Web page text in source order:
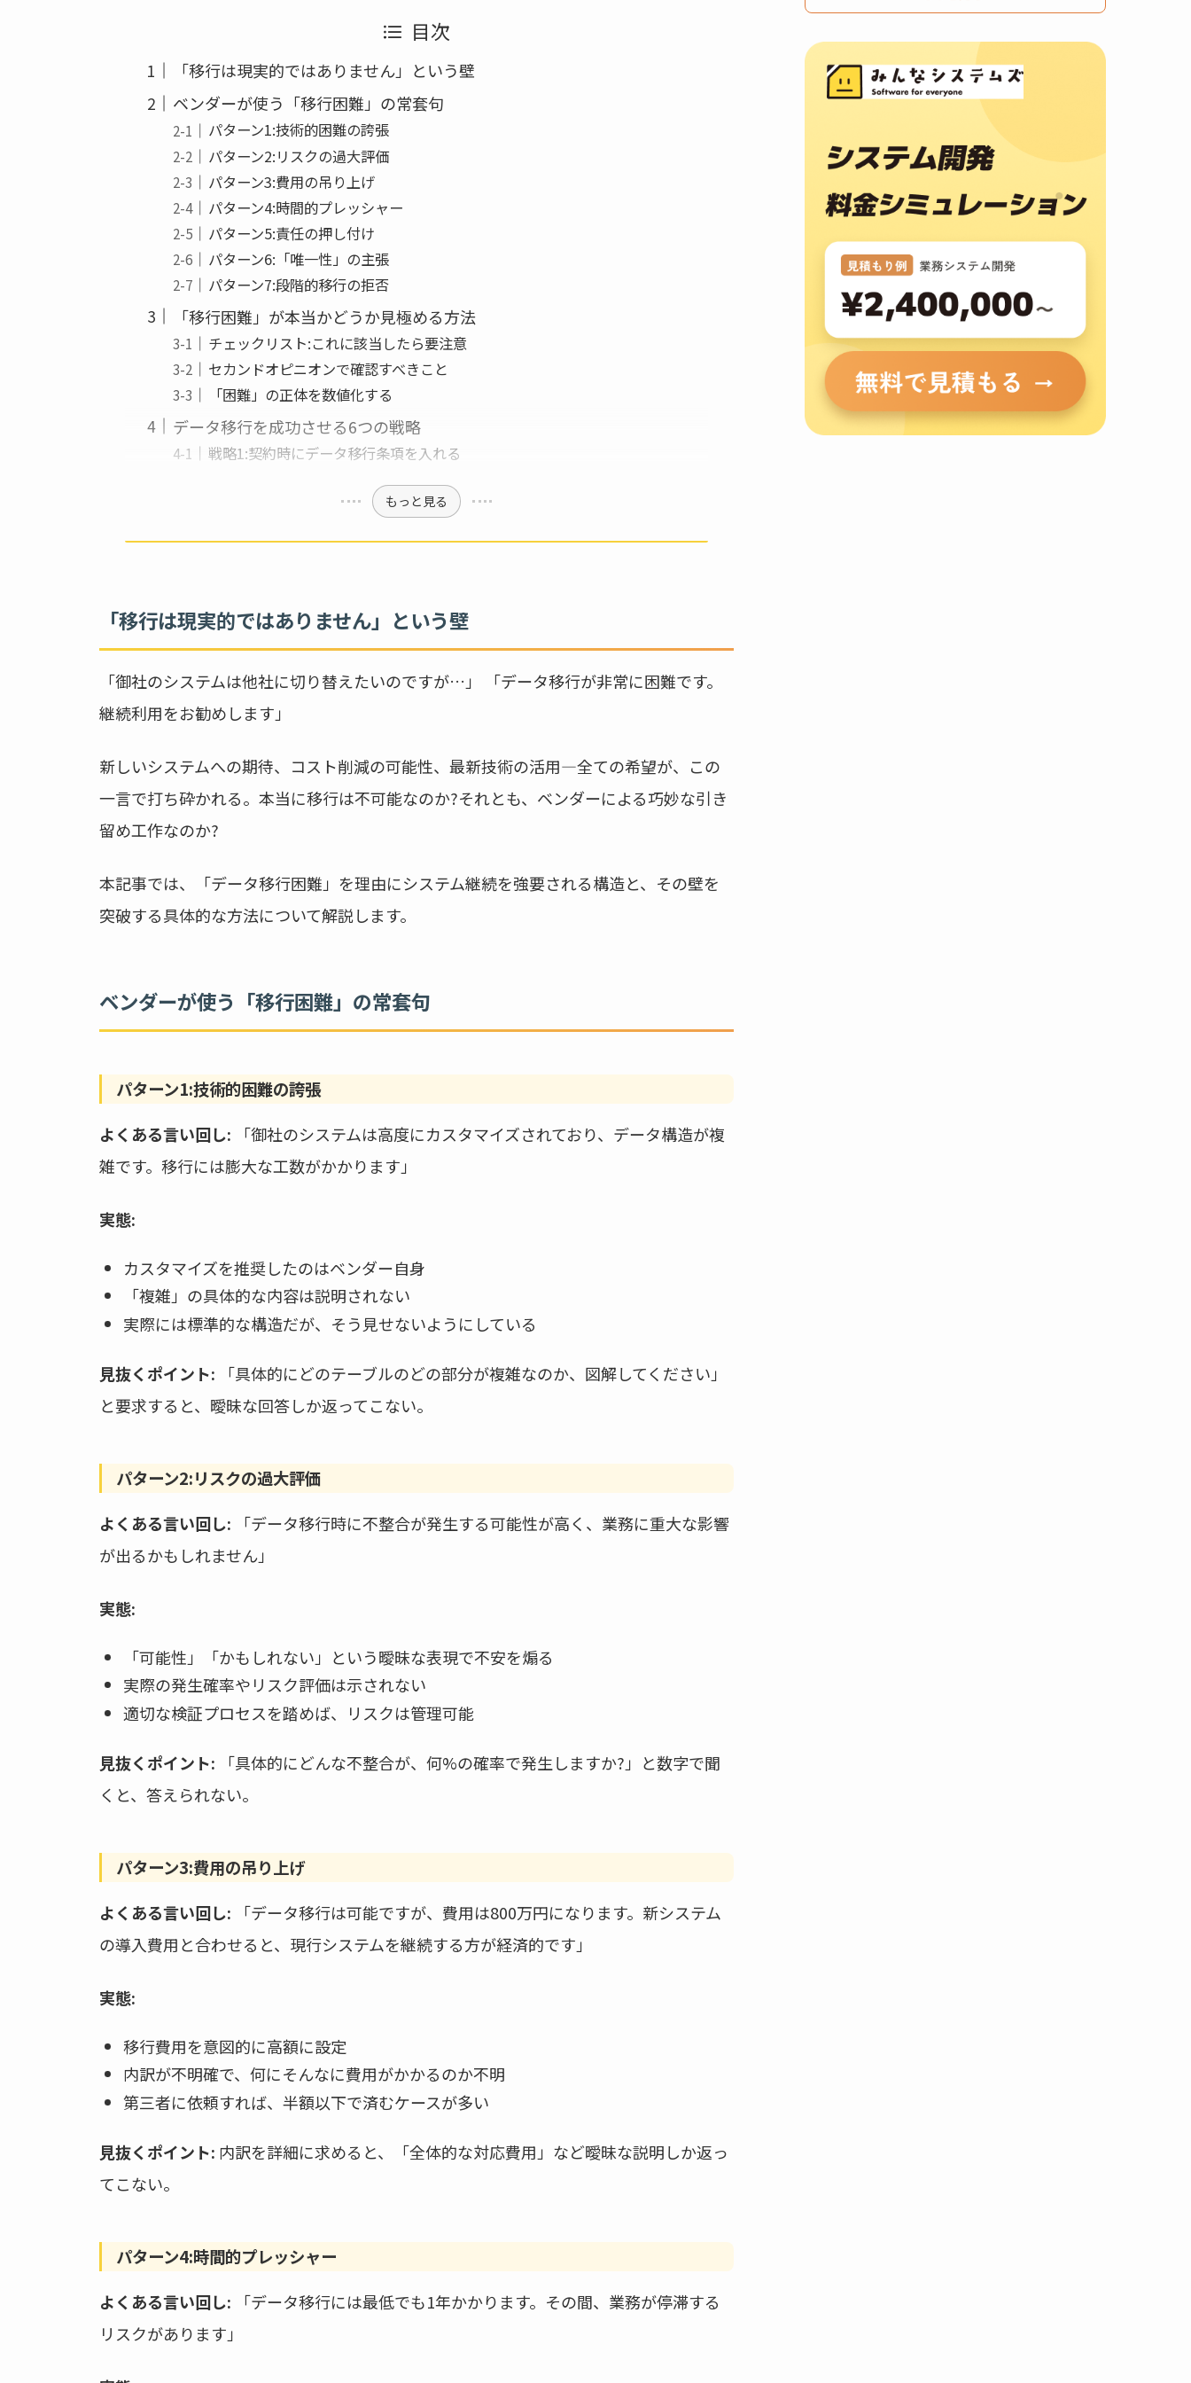
o
目次
「移行は現実的ではありません」という壁
ベンダーが使う「移行困難」の常套句
パターン1:技術的困難の誇張
パターン2:リスクの過大評価
パターン3:費用の吊り上げ
パターン4:時間的プレッシャー
パターン5:責任の押し付け
パターン6:「唯一性」の主張
パターン7:段階的移行の拒否
「移行困難」が本当かどうか見極める方法
チェックリスト:これに該当したら要注意
セカンドオピニオンで確認すべきこと
「困難」の正体を数値化する
データ移行を成功させる6つの戦略
戦略1:契約時にデータ移行条項を入れる
もっと見る
「移行は現実的ではありません」という壁
「御社のシステムは他社に切り替えたいのですが…」 「データ移行が非常に困難です。
継続利用をお勧めします」
新しいシステムへの期待、コスト削減の可能性、最新技術の活用—全ての希望が、この
一言で打ち砕かれる。本当に移行は不可能なのか?それとも、ベンダーによる巧妙な引き
留め工作なのか?
本記事では、「データ移行困難」を理由にシステム継続を強要される構造と、その壁を
突破する具体的な方法について解説します。
ベンダーが使う「移行困難」の常套句
パターン1:技術的困難の誇張
よくある言い回し: 「御社のシステムは高度にカスタマイズされており、データ構造が複
雑です。移行には膨大な工数がかかります」
実態:
カスタマイズを推奨したのはベンダー自身
「複雑」の具体的な内容は説明されない
実際には標準的な構造だが、そう見せないようにしている
見抜くポイント: 「具体的にどのテーブルのどの部分が複雑なのか、図解してください」
と要求すると、曖昧な回答しか返ってこない。
パターン2:リスクの過大評価
よくある言い回し: 「データ移行時に不整合が発生する可能性が高く、業務に重大な影響
が出るかもしれません」
実態:
「可能性」「かもしれない」という曖昧な表現で不安を煽る
実際の発生確率やリスク評価は示されない
適切な検証プロセスを踏めば、リスクは管理可能
見抜くポイント: 「具体的にどんな不整合が、何%の確率で発生しますか?」と数字で聞
くと、答えられない。
パターン3:費用の吊り上げ
よくある言い回し: 「データ移行は可能ですが、費用は800万円になります。新システム
の導入費用と合わせると、現行システムを継続する方が経済的です」
実態:
移行費用を意図的に高額に設定
内訳が不明確で、何にそんなに費用がかかるのか不明
第三者に依頼すれば、半額以下で済むケースが多い
見抜くポイント: 内訳を詳細に求めると、「全体的な対応費用」など曖昧な説明しか返っ
てこない。
パターン4:時間的プレッシャー
よくある言い回し: 「データ移行には最低でも1年かかります。その間、業務が停滞する
リスクがあります」